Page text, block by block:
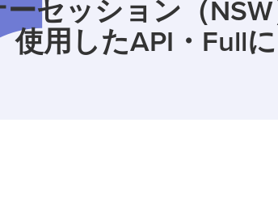
セッション（
使用したAPI・Full